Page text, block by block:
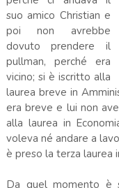
suo amico Christian e
poi non avrebbe
dovuto prendere il
pullman, perché era
vicino; si è iscritto alla
laurea breve in
era breve e lui non
alla laurea in
voleva né andare a
è preso la terza laurea
Da quel momento è